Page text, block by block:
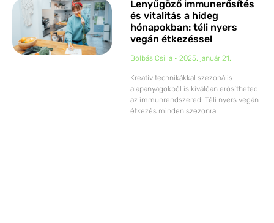
Lenyűgöző immunerősítés
és vitalitás a hideg
hónapokban: téli nyers
vegán étkezéssel
Bolbás Csilla 2025. január 21.
Kreatív technikákkal szezonális
alapanyagokból is kiválóan erősítheted
az immunrendszered! Téli nyers vegán
étkezés minden szezonra.